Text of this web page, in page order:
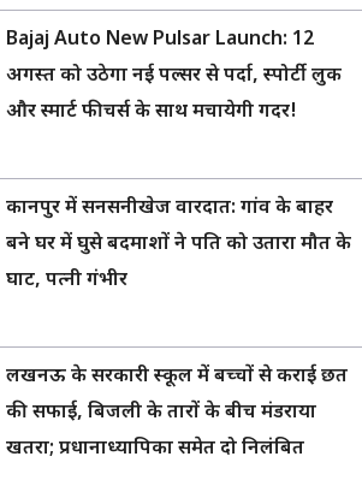
Bajaj Auto New Pulsar Launch: 12
अगस्त को उठेगा नई पल्सर से पर्दा, स्पोर्टी लुक
और स्मार्ट फीचर्स के साथ मचायेगी गदर!
कानपुर में सनसनीखेज वारदात: गांव के बाहर
बने घर में घुसे बदमाशों ने पति को उतारा मौत के
घाट, पत्नी गंभीर
लखनऊ के सरकारी स्कूल में बच्चों से कराई छत
की सफाई, बिजली के तारों के बीच मंडराया
खतरा; प्रधानाध्यापिका समेत दो निलंबित